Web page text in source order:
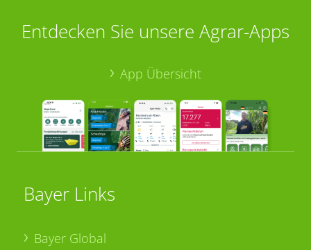
Entdecken Sie unsere Agrar-Apps
App Übersicht
Bayer Links
Bayer Global